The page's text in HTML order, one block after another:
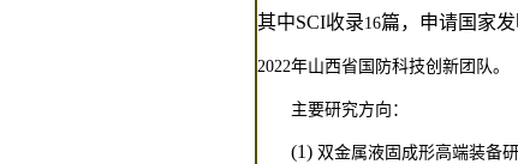
其中SCI收录16篇，申请国家发
2022年山西省国防科技创新团队。
主要研究方向：
(1) 双金属液固成形高端装备研